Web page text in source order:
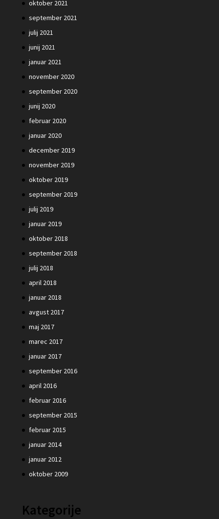
oktober 2021
september 2021
julij 2021
junij 2021
januar 2021
november 2020
september 2020
junij 2020
februar 2020
januar 2020
december 2019
november 2019
oktober 2019
september 2019
julij 2019
januar 2019
oktober 2018
september 2018
julij 2018
april 2018
januar 2018
avgust 2017
maj 2017
marec 2017
januar 2017
september 2016
april 2016
februar 2016
september 2015
februar 2015
januar 2014
januar 2012
oktober 2009
Kategorije